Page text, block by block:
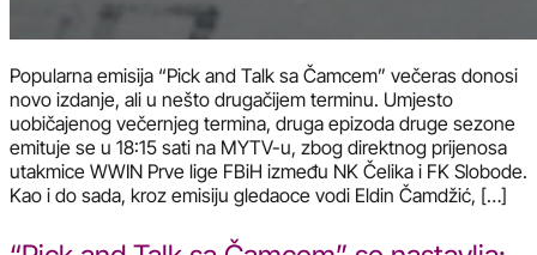
Popularna emisija “Pick and Talk sa Čamcem” večeras donosi
novo izdanje, ali u nešto drugačijem terminu. Umjesto
uobičajenog večernjeg termina, druga epizoda druge sezone
emituje se u 18:15 sati na MYTV-u, zbog direktnog prijenosa
utakmice WWIN Prve lige FBiH između NK Čelika i FK Slobode.
Kao i do sada, kroz emisiju gledaoce vodi Eldin Čamdžić, […]